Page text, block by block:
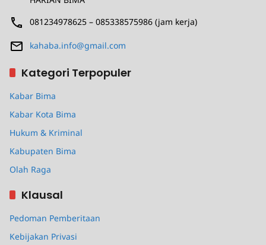
081234978625 – 085338575986 (jam kerja)
kahaba.info@gmail.com
Kategori Terpopuler
Kabar Bima
Kabar Kota Bima
Hukum & Kriminal
Kabupaten Bima
Olah Raga
Klausal
Pedoman Pemberitaan
Kebijakan Privasi